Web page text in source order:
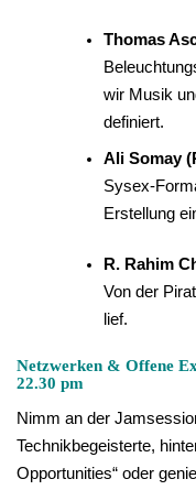
Thomas
wir Musik
definiert.
Ali Somay (
Sysex-
Erstellung
R. Rahim
Von der
lief.
Netzwerken & Offene
22.30 pm
Nimm an der
Technikbegeisterte,
Opportunities“ oder